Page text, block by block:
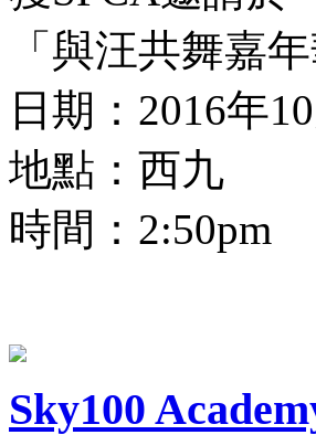
「與汪共舞嘉
日期：2016年
地點：西九
時間：2:50pm
Sky100